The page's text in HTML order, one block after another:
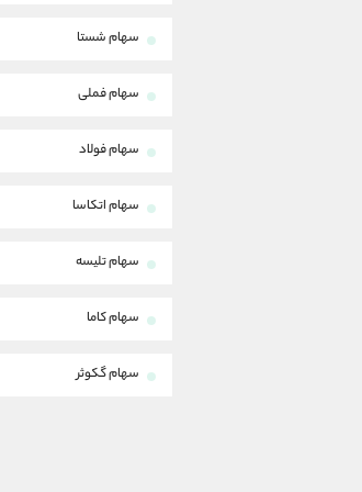
سهام شستا
سهام فملی
سهام فولاد
سهام اتکاسا
سهام تلیسه
سهام کاما
سهام گکوثر